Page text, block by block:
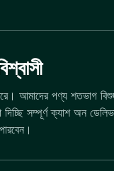
আমাদের পণ্য শতভাগ
সম্পূর্ণ ক্যাশ অন